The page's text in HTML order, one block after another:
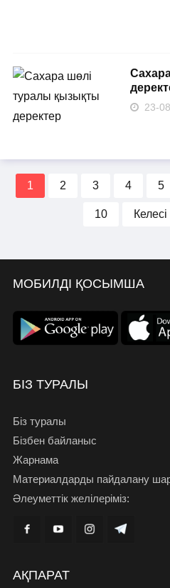
23-
1 2 3 4 5
10 Келесі
МОБИЛДІ ҚОСЫМША
БІЗ ТУРАЛЫ
Біз туралы
Бізбен байланыс
Жарнама
Материалдарды пайдалану
Әлеуметтік желілеріміз:
АҚПАРАТ